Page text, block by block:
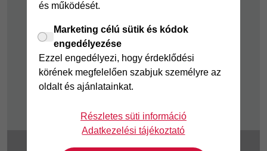
és működését.
Marketing célú sütik és kódok
engedélyezése
Ezzel engedélyezi, hogy érdeklődési
körének megfelelően szabjuk személyre az
oldalt és ajánlatainkat.
Részletes süti információ
Adatkezelési tájékoztató
Cofidis Bank a
Zöldebb Jövőért
Biztonságos
pénzügyek
Fizetési nehézség